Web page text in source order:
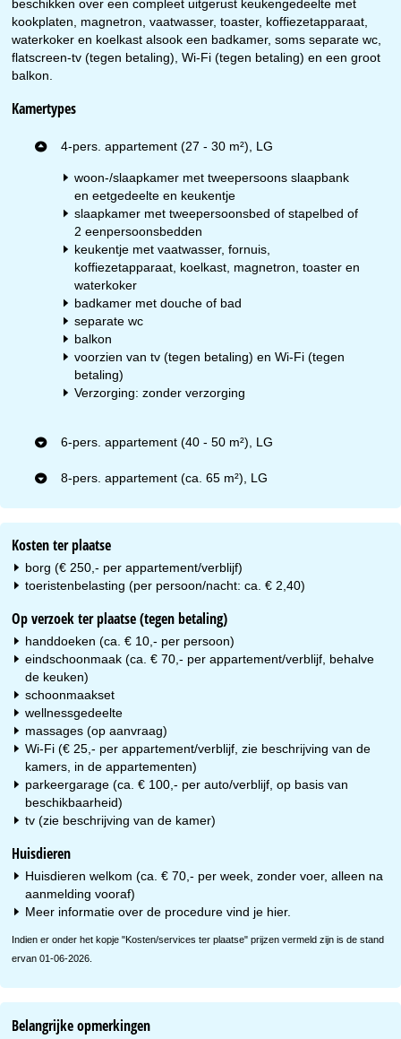
beschikken over een compleet uitgerust keukengedeelte met
kookplaten, magnetron, vaatwasser, toaster, koffiezetapparaat,
waterkoker en koelkast alsook een badkamer, soms separate wc,
flatscreen-tv (tegen betaling), Wi-Fi (tegen betaling) en een groot
balkon.
Kamertypes
4-pers. appartement (27 - 30 m²), LG
woon-/slaapkamer met tweepersoons slaapbank
en eetgedeelte en keukentje
slaapkamer met tweepersoonsbed of stapelbed of
2 eenpersoonsbedden
keukentje met vaatwasser, fornuis,
koffiezetapparaat, koelkast, magnetron, toaster en
waterkoker
badkamer met douche of bad
separate wc
balkon
voorzien van tv (tegen betaling) en Wi-Fi (tegen
betaling)
Verzorging: zonder verzorging
6-pers. appartement (40 - 50 m²), LG
8-pers. appartement (ca. 65 m²), LG
Kosten ter plaatse
borg (€ 250,- per appartement/verblijf)
toeristenbelasting (per persoon/nacht: ca. € 2,40)
Op verzoek ter plaatse (tegen betaling)
handdoeken (ca. € 10,- per persoon)
eindschoonmaak (ca. € 70,- per appartement/verblijf, behalve
de keuken)
schoonmaakset
wellnessgedeelte
massages (op aanvraag)
Wi-Fi (€ 25,- per appartement/verblijf, zie beschrijving van de
kamers, in de appartementen)
parkeergarage (ca. € 100,- per auto/verblijf, op basis van
beschikbaarheid)
tv (zie beschrijving van de kamer)
Huisdieren
Huisdieren welkom (ca. € 70,- per week, zonder voer, alleen na
aanmelding vooraf)
Meer informatie over de procedure vind je hier.
Indien er onder het kopje "Kosten/services ter plaatse" prijzen vermeld zijn is de stand
ervan 01-06-2026.
Belangrijke opmerkingen